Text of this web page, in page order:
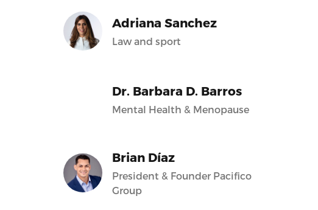
Adriana Sanchez
Law and sport
Dr. Barbara D. Barros
Mental Health & Menopause
Brian Díaz
President & Founder Pacifico
Group